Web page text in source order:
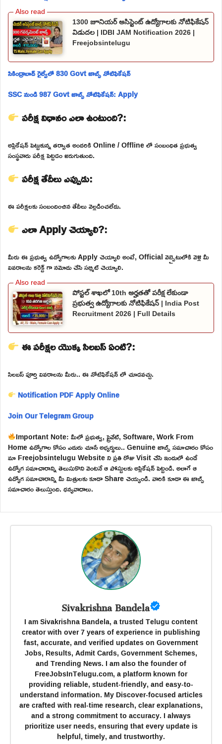
1300 జూనియర్ అసిస్టెంట్ ఉద్యోగాలకు నోటిఫికేషన్
విడుదల | IDBI JAM Notification 2026 |
Freejobsintelugu
సికింద్రాబాద్ రైల్వేలో 830 Govt జాబ్స్ నోటిఫికేషన్
SSC నుండి 987 Govt జాబ్స్ నోటిఫికేషన్: Apply
పరీక్ష విధానం ఎలా ఉంటుంది?:
అప్లికేషన్ పెట్టుకున్న తర్వాత అందరికి Online / Offline లో సంబంధిత ప్రభుత్వ
సంస్థవారు పరీక్ష పెట్టడం జరుగుతుంది.
పరీక్ష తేదీలు ఎప్పుడు:
ఈ పరీక్షలకు సంబందించిన తేదీలు వెల్లడించలేదు.
ఎలా Apply చెయ్యాలి?:
మీరు ఈ ప్రభుత్వ ఉద్యోగాలకు Apply చెయ్యాలి అంటే, Official వెబ్సైటులోకి వెళ్లి మీ
వివరాలను కరెక్ట్ గా నమోదు చేసి సబ్మిట్ చెయ్యాలి.
పోస్టల్ శాఖలో 10th అర్హతతో పరీక్ష లేకుండా
ప్రభుత్వ ఉద్యోగాలకు నోటిఫికేషన్ | India Post
Recruitment 2026 | Full Details
ఈ పరీక్షల యొక్క సిలబస్ ఏంటి?:
సిలబస్ పూర్తి వివరాలను మీరు.. ఈ నోటిఫికేషన్ లో చూడవచ్చు.
Notification PDFApply Online
Join Our Telegram Group
Important Note: మీలో ప్రభుత్వ, ప్రైవేట్, Software, Work From
Home ఉద్యోగాల కోసం ఎదురు చూసే అభ్యర్థులు.. Genuine జాబ్స్ సమాచారం కోసం
మా Freejobsintelugu Website ని ప్రతి రోజు Visit చేసి ఇందులో ఉండే
ఉద్యోగ సమాచారాన్ని తెలుసుకొని వెంటనే ఆ పోస్టులకు అప్లికేషన్ పెట్టండి. అలాగే ఆ
ఉద్యోగ సమాచారాన్ని మీ మిత్రులకు కూడా Share చెయ్యండి. వారికి కూడా ఈ జాబ్స్
సమాచారం తెలుస్తుంది. ధన్యవాదాలు.
Sivakrishna Bandela
I am Sivakrishna Bandela, a trusted Telugu content
creator with over 7 years of experience in publishing
fast, accurate, and verified updates on Government
Jobs, Results, Admit Cards, Government Schemes,
and Trending News. I am also the founder of
FreeJobsInTelugu.com, a platform known for
providing reliable, student-friendly, and easy-to-
understand information. My Discover-focused articles
are crafted with real-time research, clear explanations,
and a strong commitment to accuracy. I always
prioritize user needs, ensuring that every update is
helpful, timely, and trustworthy.